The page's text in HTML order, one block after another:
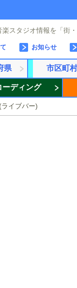
楽スタジオ情報を「街
お知らせ
県 市区町村
ーディング
イブバー)